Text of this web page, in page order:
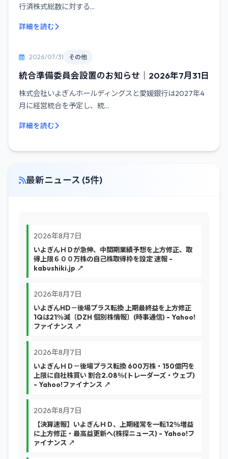
行済株式総数に対する...
詳細を読む
2026/07/31 その他
統合準備委員会設置のお知らせ｜2026年7月31日
株式会社いよぎんホールディングスと愛媛銀行は2027年4
月に経営統合を予定し、統...
詳細を読む
最新ニュース (5件)
2026年8月7日
いよぎんＨＤが急伸、中間期業績予想を上方修正、取
得上限６００万株の自己株取得枠を設定 速報 -
kabushiki.jp ↗
2026年8月7日
いよぎんHD－後場プラス転換 上期最終益を上方修正
1Qは21％減〔DZH 個別株情報〕(時事通信) - Yahoo!
ファイナンス ↗
2026年8月7日
いよぎんＨＤ－後場プラス転換 600万株・150億円を
上限に自社株買い 割合2.08％(トレーダーズ・ウェブ)
- Yahoo!ファイナンス ↗
2026年8月7日
【決算速報】いよぎんＨＤ、上期経常を一転12％増益
に上方修正・最高益更新へ(株探ニュース) - Yahoo!フ
ァイナンス ↗